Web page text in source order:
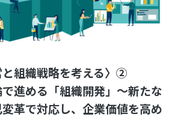
と組織戦略を考える〉②
進める「組織開発」～新たな
革で対応し、企業価値を高め